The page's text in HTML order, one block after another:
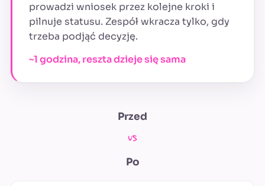
prowadzi wniosek przez kolejne kroki i
pilnuje statusu. Zespół wkracza tylko, gdy
trzeba podjąć decyzję.
~1 godzina, reszta dzieje się sama
Przed
vs
Po